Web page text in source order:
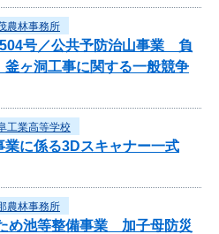
農林事務所
号／公共予防治山事業 負
ヶ洞工事に関する一般競争
工業高等学校
に係る3Dスキャナー一式
農林事務所
め池等整備事業 加子母防災